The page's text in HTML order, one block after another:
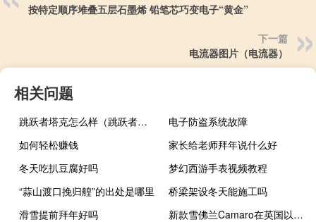
按特定顺序堆叠五层石墨烯 铅笔芯巧变电子“黄金”
下一篇
电流器图片（电流器）
相关问题
跳跃者塔克怎么样（跳跃者塔克）
电子防盗系统故障
如何轻松赚钱
家长给老师拜年说什么好
冬天吃扒豆腐好吗
梦幻西游手表视频教程
“蒜山渡口挽归艎”的出处是哪里
桥梁架设冬天能施工吗
滑雪提前拜年好吗
新款雪佛兰Camaro在英国以32,500英镑的价格出售